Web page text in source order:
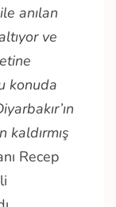
anılan
ve
konuda
kaldırmış
Recep